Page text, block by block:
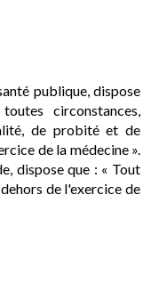
publique, dispose
circonstances,
de probité et de
de la médecine ».
dispose que : « Tout
de l'exercice de